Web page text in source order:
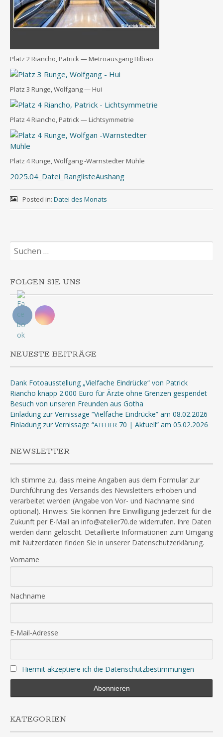
Platz 2 Riancho, Patrick — Metro­aus­gang Bilbao
Platz 3 Run­ge, Wolf­gang — Hui
Platz 4 Riancho, Patrick — Lichtsymmetrie
Platz 4 Run­ge, Wolf­gang ‑Warn­sted­ter Mühle
2025.04_Datei_RanglisteAushang
Posted in: Datei des Monats
Suchen
nach:
FOLGEN SIE UNS
NEUESTE BEITRÄGE
Dank Fotoausstellung „Vielfache Eindrücke“ von Patrick
Riancho knapp 2.000 Euro für Ärzte ohne Grenzen gespendet
Besuch von unseren Freunden aus Gotha
Einladung zur Vernissage “Vielfache Eindrücke” am 08.02.2026
Einladung zur Vernissage “ATELIER 70 | Aktuell” am 05.02.2026
NEWSLETTER
Ich stimme zu, dass meine Angaben aus dem Formular zur
Durchführung des Versands des Newsletters erhoben und
verarbeitet werden (Angabe von Vor- und Nachname sind
optional). Hinweis: Sie können Ihre Einwilligung jederzeit für die
Zukunft per E-Mail an info@atelier70.de widerrufen. Ihre Daten
werden dann gelöscht. Detaillierte Informationen zum Umgang
mit Nutzerdaten finden Sie in unserer Datenschutzerklärung.
Vorname
Nachname
E-Mail-Adresse
Hiermit akzeptiere ich die Datenschutzbestimmungen
KATEGORIEN